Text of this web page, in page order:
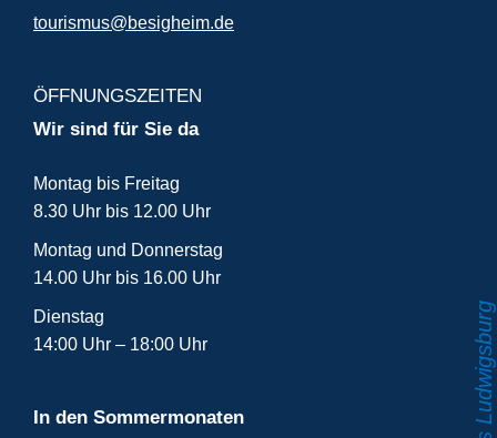
tourismus@besigheim.de
ÖFFNUNGSZEITEN
Wir sind für Sie da
Montag bis Freitag
8.30 Uhr bis 12.00 Uhr
Montag und Donnerstag
14.00 Uhr bis 16.00 Uhr
Dienstag
14:00 Uhr – 18:00 Uhr
In den Sommermonaten